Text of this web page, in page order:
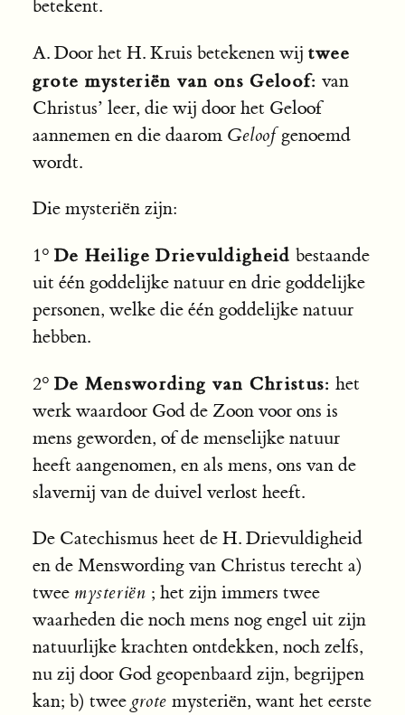
betekent.
A. Door het H. Kruis betekenen wij twee
grote mysteriën van ons Geloof: van
Christus’ leer, die wij door het Geloof
aannemen en die daarom Geloofgenoemd
wordt.
Die mysteriën zijn:
1° De Heilige Drievuldigheid bestaande
uit één goddelijke natuur en drie goddelijke
personen, welke die één goddelijke natuur
hebben.
2° De Menswording van Christus: het
werk waardoor God de Zoon voor ons is
mens geworden, of de menselijke natuur
heeft aangenomen, en als mens, ons van de
slavernij van de duivel verlost heeft.
De Catechismus heet de H. Drievuldigheid
en de Menswording van Christus terecht a)
twee mysteriën ; het zijn immers twee
waarheden die noch mens nog engel uit zijn
natuurlijke krachten ontdekken, noch zelfs,
nu zij door God geopenbaard zijn, begrijpen
kan; b) twee grote mysteriën, want het eerste